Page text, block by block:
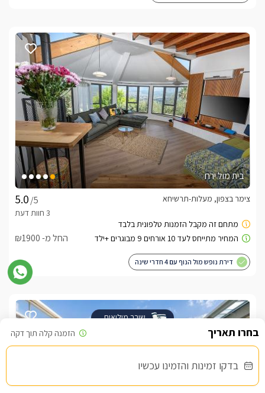
בדקו זמינות והזמינו עכשיו
בית מול ירח
/5
צימר בצפון, מעלות-תרשיחא
החל מ- ₪1900
דירת נופש מול הנוף עם 4 חדרי שינה
שובר מילואים